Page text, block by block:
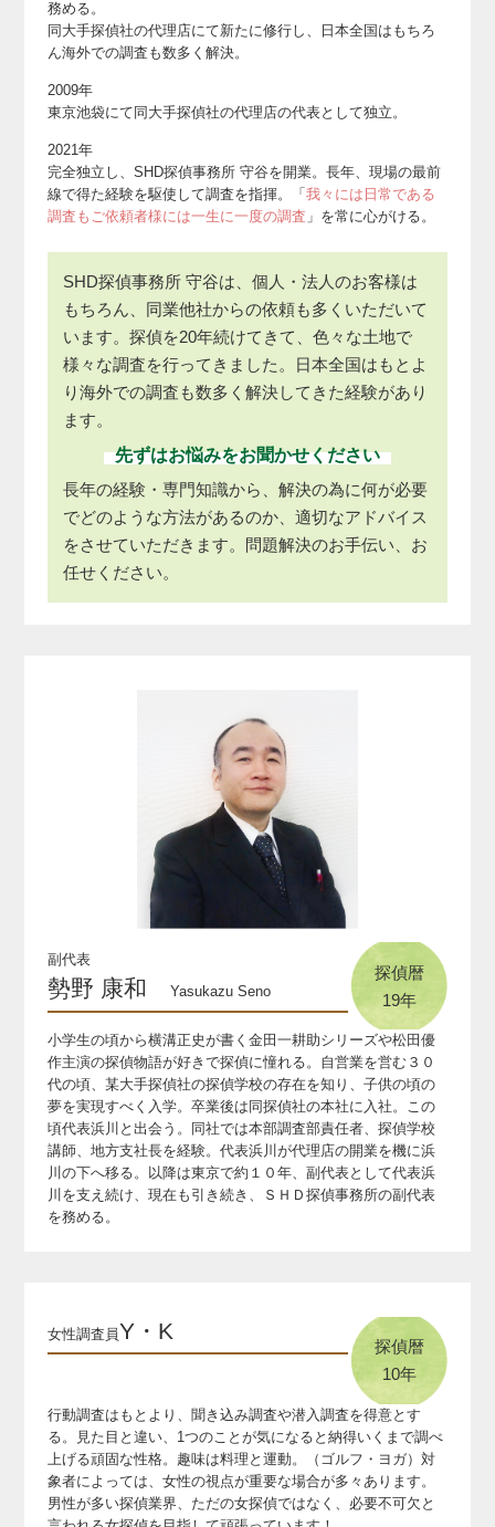
務める。
同大手探偵社の代理店にて新たに修行し、日本全国はもちろ
ん海外での調査も数多く解決。
2009年
東京池袋にて同大手探偵社の代理店の代表として独立。
2021年
完全独立し、SHD探偵事務所 守谷を開業。 長年、現場の最前
線で得た経験を駆使して調査を指揮。
「 我々には日常である
調査もご依頼者様には一生に一度の調査 」を常に心がける。
SHD探偵事務所 守谷は、個人・法人のお客様は
もちろん、同業他社からの依頼も多くいただいて
います。探偵を20年続けてきて、色々な土地で
様々な調査を行ってきました。日本全国はもとよ
り海外での調査も数多く解決してきた経験があり
ます。
先ずはお悩みをお聞かせください
長年の経験・専門知識から、解決の為に何が必要
でどのような方法があるのか、適切なアドバイス
をさせていただきます。問題解決のお手伝い、お
任せください。
副代表
勢野 康和 Yasukazu Seno
探偵暦
19年
小学生の頃から横溝正史が書く金田一耕助シリーズや松田優
作主演の探偵物語が好きで探偵に憧れる。
自営業を営む３０
代の頃、某大手探偵社の探偵学校の存在を知り、子供の頃の
夢を実現すべく入学。 卒業後は同探偵社の本社に入社。この
頃代表浜川と出会う。
同社では本部調査部責任者、探偵学校
講師、地方支社長を経験。 代表浜川が代理店の開業を機に浜
川の下へ移る。
以降は東京で約１０年、副代表として代表浜
川を支え続け、 現在も引き続き、ＳＨＤ探偵事務所の副代表
を務める。
女性調査員Y・K
探偵暦
10年
行動調査はもとより、聞き込み調査や潜入調査を得意とす
る。見た目と違い、1つのことが気になると納得いくまで調べ
上げる頑固な性格。趣味は料理と運動。（ゴルフ・ヨガ） 対
象者によっては、女性の視点が重要な場合が多々あります。
男性が多い探偵業界、ただの女探偵ではなく、必要不可欠と